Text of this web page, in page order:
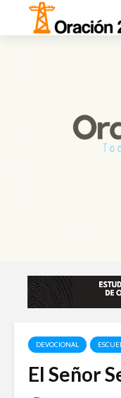
DEVOCIONAL
El Señor